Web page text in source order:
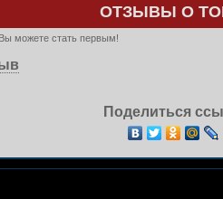
ОТЗЫВЫ О
можете стать первым!
Поделиться